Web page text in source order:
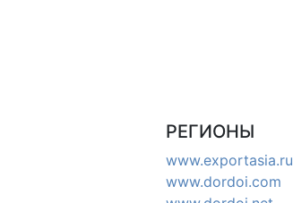
РЕГИОНЫ
www.exportasia.ru
www.dordoi.com